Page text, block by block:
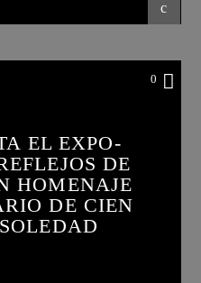
0
EL EXPO-
DE
HOMENAJE
DE CIEN